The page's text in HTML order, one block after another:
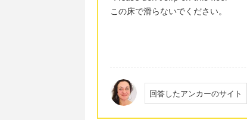
この床で滑らないでください。
回答したアンカーのサイト